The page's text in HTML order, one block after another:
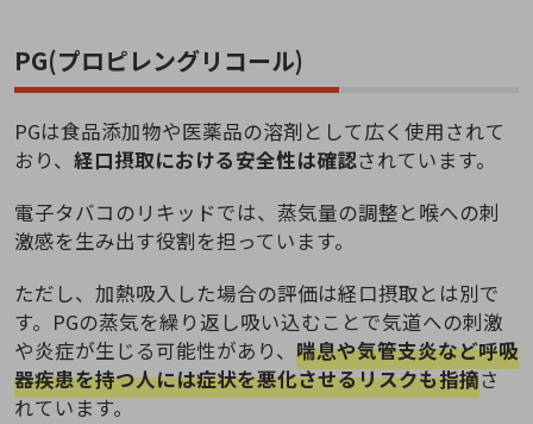
PG(プロピレングリコール)
PGは食品添加物や医薬品の溶剤として広く使用されて
おり、 経口摂取における安全性は確認されています。
電子タバコのリキッドでは、蒸気量の調整と喉への刺
激感を生み出す役割を担っています。
ただし、加熱吸入した場合の評価は経口摂取とは別で
す。PGの蒸気を繰り返し吸い込むことで気道への刺激
や炎症が生じる可能性があり、 喘息や気管支炎など呼吸
器疾患を持つ人には症状を悪化させるリスクも指摘さ
れています。